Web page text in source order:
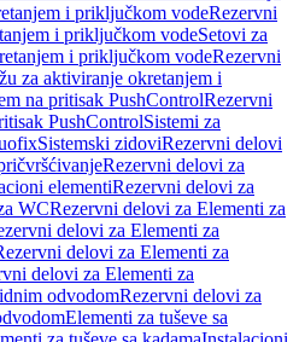
i priključkom vodeRezervni
i priključkom vodeSetovi za
i priključkom vodeRezervni
za aktiviranje okretanjem i
na pritisak PushControlRezervni
PushControlSistemi za
Sistemski zidoviRezervni delovi
Rezervni delovi za
elementiRezervni delovi za
WCRezervni delovi za Elementi za
delovi za Elementi za
delovi za Elementi za
delovi za Elementi za
odvodomRezervni delovi za
Elementi za tuševe sa